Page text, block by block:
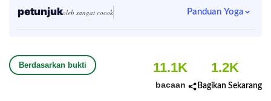
petunjukoleh sangat cocok Panduan Yoga
Berdasarkan bukti 11.1K
bacaan
1.2K
Bagikan Sekarang